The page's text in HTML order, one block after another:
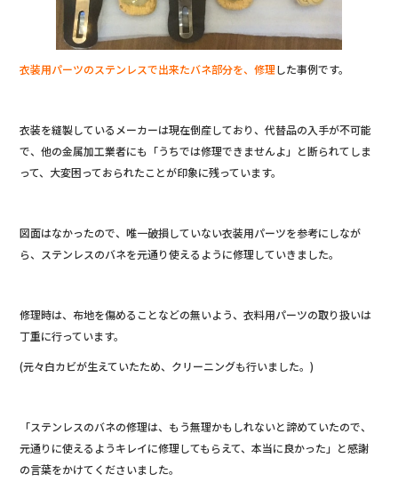
衣装用パーツのステンレスで出来たバネ部分を、修理した事例です。
衣装を縫製しているメーカーは現在倒産しており、代替品の入手が不可能
で、他の金属加工業者にも「うちでは修理できませんよ」と断られてしま
って、大変困っておられたことが印象に残っています。
図面はなかったので、唯一破損していない衣装用パーツを参考にしなが
ら、ステンレスのバネを元通り使えるように修理していきました。
修理時は、布地を傷めることなどの無いよう、衣料用パーツの取り扱いは
丁重に行っています。
(元々白カビが生えていたため、クリーニングも行いました。)
「ステンレスのバネの修理は、もう無理かもしれないと諦めていたので、
元通りに使えるようキレイに修理してもらえて、本当に良かった」と感謝
の言葉をかけてくださいました。